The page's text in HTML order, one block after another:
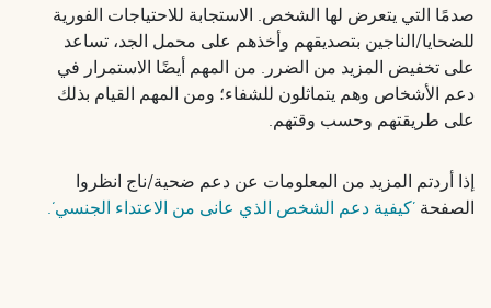
صدمًا التي يتعرض لها الشخص. الاستجابة للاحتياجات الفورية
للضحايا/الناجين بتصديقهم وأخذهم على محمل الجد، تساعد
على تخفيض المزيد من الضرر. من المهم أيضًا الاستمرار في
دعم الأشخاص وهم يتماثلون للشفاء؛ ومن المهم القيام بذلك
على طريقتهم وحسب وقتهم.
إذا أردتم المزيد من المعلومات عن دعم ضحية/ناج انظروا
الصفحة ’كيفية دعم الشخص الذي عانى من الاعتداء الجنسي‘.